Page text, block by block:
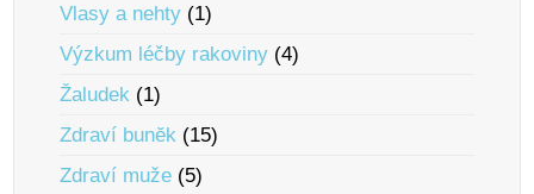
Vlasy a nehty (1)
Výzkum léčby rakoviny (4)
Žaludek (1)
Zdraví bunĕk (15)
Zdraví muže (5)